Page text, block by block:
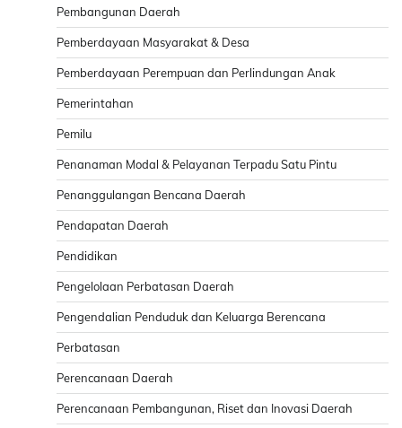
Pembangunan Daerah
Pemberdayaan Masyarakat & Desa
Pemberdayaan Perempuan dan Perlindungan Anak
Pemerintahan
Pemilu
Penanaman Modal & Pelayanan Terpadu Satu Pintu
Penanggulangan Bencana Daerah
Pendapatan Daerah
Pendidikan
Pengelolaan Perbatasan Daerah
Pengendalian Penduduk dan Keluarga Berencana
Perbatasan
Perencanaan Daerah
Perencanaan Pembangunan, Riset dan Inovasi Daerah